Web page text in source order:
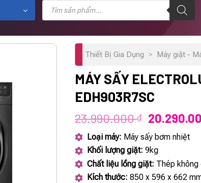
Tìm
kiếm
phẩm
Thiết Bị Gia Dụng > Máy giặt -
MÁY SẤY
EDH903R7SC
23.990.000₫
Giá
gốc
là:
Loại máy: Máy sấy bơm nhiệt
Khối lượng giặt: 9kg
Chất liệu lồng giặt: Thép không
Kích thước: 850 x 596 x 662